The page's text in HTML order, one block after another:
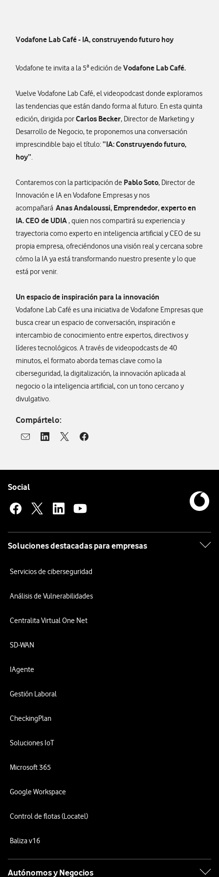
Vodafone Lab Café - IA, construyendo futuro hoy
Vodafone te invita a la 5ª edición de Vodafone Lab Café.
Vuelve Vodafone Lab Café, el videopodcast donde exploramos
las tendencias que están dando forma al futuro. En esta quinta
edición, dirigida porCarlos Becker, Director de Marketing y
Desarrollo de Negocio, te proponemos una conversación
imprescindible bajo el título:“IA: Construyendo futuro,
hoy”.
Contaremos con la participación de Pablo Soto, Director de
Innovación e IA en Vodafone Empresas y nos
acompañará Anas Andaloussi, Emprendedor, experto en
IA. CEO de UDIA, quien nos compartirá su experiencia y
trayectoria como experto en inteligencia artificial y CEO de su
propia empresa, ofreciéndonos una visión real y cercana sobre
cómo la IA ya está transformando nuestro presente y lo que
está por venir.
Un espacio de inspiración para la innovación
Vodafone Lab Café es una iniciativa de Vodafone Empresas que
busca crear un espacio de conversación, inspiración e
intercambio de conocimiento entre expertos, directivos y
líderes tecnológicos. A través de videopodcasts de 40
minutos, el formato aborda temas clave como la
ciberseguridad, la digitalización, la innovación aplicada al
negocio o la inteligencia artificial, con un tono cercano y
divulgativo.
Compártelo:
Abrir ventana para compartir en mail
Abrir ventana para compartir en linkedin
Abrir ventana para compartir en twitter
Abrir ventana para compartir en facebook
Social
Soluciones destacadas para empresas
Servicios de ciberseguridad
Análisis de Vulnerabilidades
Centralita Virtual One Net
SD-WAN
IAgente
Gestión Laboral
CheckingPlan
Soluciones IoT
Microsoft 365
Google Workspace
Control de flotas (Locatel)
Baliza v16
Autónomos y Negocios